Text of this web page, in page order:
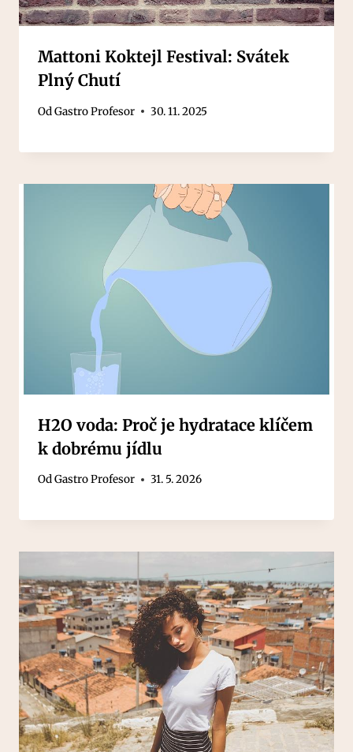
Mattoni Koktejl Festival: Svátek
Plný Chutí
OdGastro Profesor 30. 11. 2025
H2O voda: Proč je hydratace klíčem
k dobrému jídlu
OdGastro Profesor 31. 5. 2026